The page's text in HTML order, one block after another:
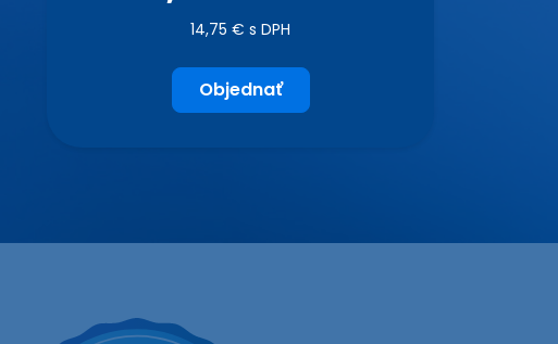
14,75 € s DPH
Objednať